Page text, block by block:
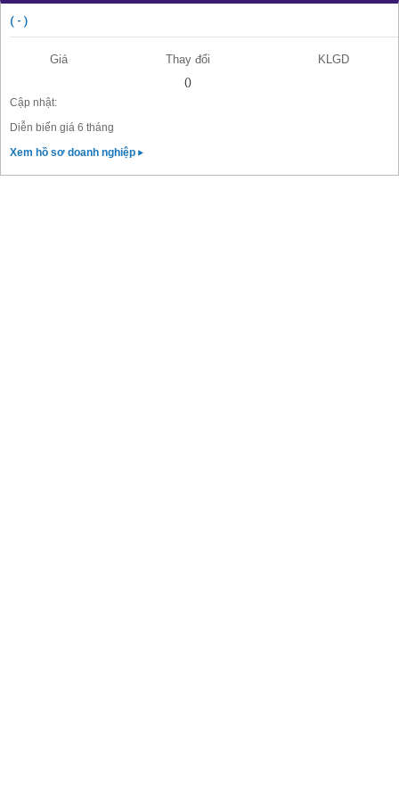
( - )
Giá Thay đổi KLGD
()
Cập nhật:
Diễn biến giá 6 tháng
Xem hồ sơ doanh nghiệp